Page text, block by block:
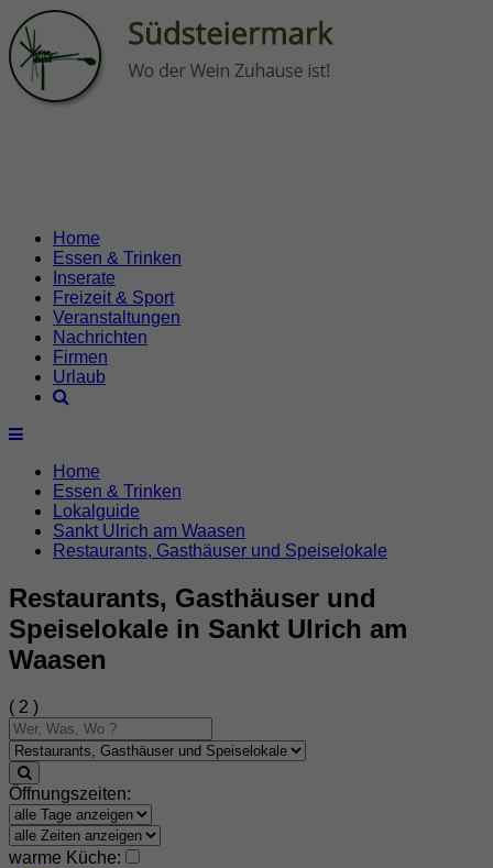
Home
Essen & Trinken
Inserate
Freizeit & Sport
Veranstaltungen
Nachrichten
Firmen
Urlaub
Home
Essen & Trinken
Lokalguide
Sankt Ulrich am Waasen
Restaurants, Gasthäuser und Speiselokale
Restaurants, Gasthäuser und
Speiselokale in Sankt Ulrich am
Waasen
( 2 )
Öffnungszeiten:
warme Küche: